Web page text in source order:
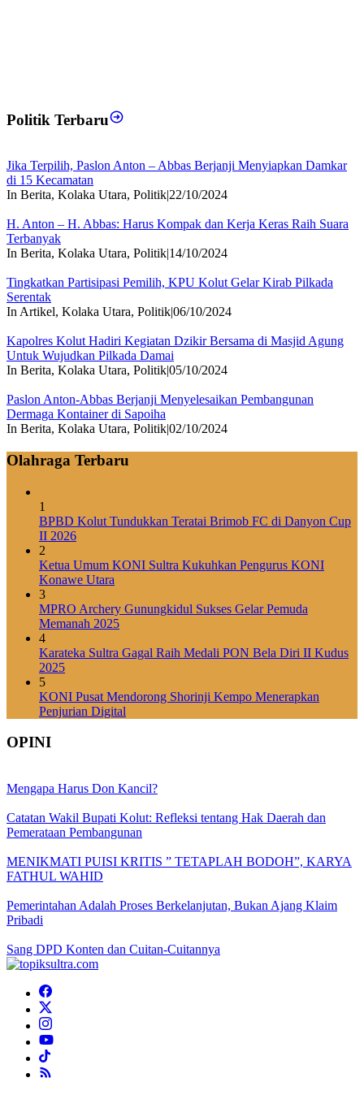
Politik Terbaru
Jika Terpilih, Paslon Anton – Abbas Berjanji Menyiapkan Damkar
di 15 Kecamatan
In Berita, Kolaka Utara, Politik|22/10/2024
H. Anton – H. Abbas: Harus Kompak dan Kerja Keras Raih Suara
Terbanyak
In Berita, Kolaka Utara, Politik|14/10/2024
Tingkatkan Partisipasi Pemilih, KPU Kolut Gelar Kirab Pilkada
Serentak
In Artikel, Kolaka Utara, Politik|06/10/2024
Kapolres Kolut Hadiri Kegiatan Dzikir Bersama di Masjid Agung
Untuk Wujudkan Pilkada Damai
In Berita, Kolaka Utara, Politik|05/10/2024
Paslon Anton-Abbas Berjanji Menyelesaikan Pembangunan
Dermaga Kontainer di Sapoiha
In Berita, Kolaka Utara, Politik|02/10/2024
Olahraga Terbaru
1
BPBD Kolut Tundukkan Teratai Brimob FC di Danyon Cup
II 2026
2
Ketua Umum KONI Sultra Kukuhkan Pengurus KONI
Konawe Utara
3
MPRO Archery Gunungkidul Sukses Gelar Pemuda
Memanah 2025
4
Karateka Sultra Gagal Raih Medali PON Bela Diri II Kudus
2025
5
KONI Pusat Mendorong Shorinji Kempo Menerapkan
Penjurian Digital
OPINI
Mengapa Harus Don Kancil?
Catatan Wakil Bupati Kolut: Refleksi tentang Hak Daerah dan
Pemerataan Pembangunan
MENIKMATI PUISI KRITIS ” TETAPLAH BODOH”, KARYA
FATHUL WAHID
Pemerintahan Adalah Proses Berkelanjutan, Bukan Ajang Klaim
Pribadi
Sang DPD Konten dan Cuitan-Cuitannya